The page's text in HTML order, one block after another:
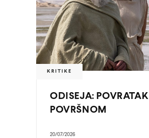
KRITIKE
ODISEJA: POVRATAK
POVRŠNOM
20/07/2026